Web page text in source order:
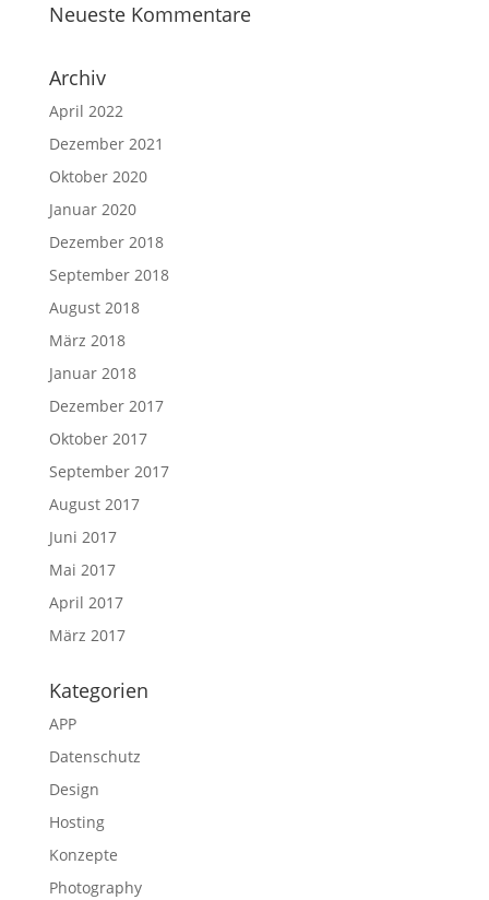
Neueste Kommentare
Archiv
April 2022
Dezember 2021
Oktober 2020
Januar 2020
Dezember 2018
September 2018
August 2018
März 2018
Januar 2018
Dezember 2017
Oktober 2017
September 2017
August 2017
Juni 2017
Mai 2017
April 2017
März 2017
Kategorien
APP
Datenschutz
Design
Hosting
Konzepte
Photography